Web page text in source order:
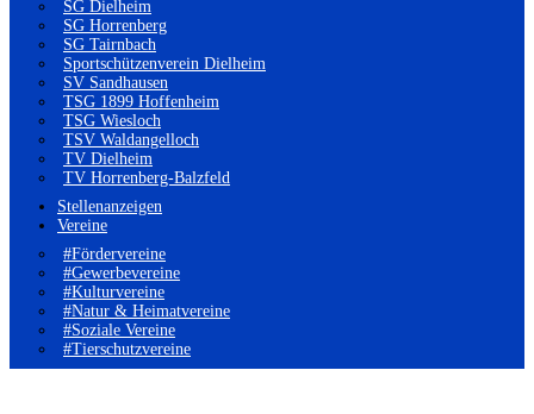
SG Dielheim
SG Horrenberg
SG Tairnbach
Sportschützenverein Dielheim
SV Sandhausen
TSG 1899 Hoffenheim
TSG Wiesloch
TSV Waldangelloch
TV Dielheim
TV Horrenberg-Balzfeld
Stellenanzeigen
Vereine
#Fördervereine
#Gewerbevereine
#Kulturvereine
#Natur & Heimatvereine
#Soziale Vereine
#Tierschutzvereine